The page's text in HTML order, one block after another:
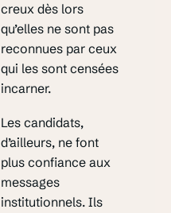
creux dès lors
qu’elles ne sont pas
reconnues par ceux
qui les sont censées
incarner.
Les candidats,
d’ailleurs, ne font
plus confiance aux
messages
institutionnels. Ils